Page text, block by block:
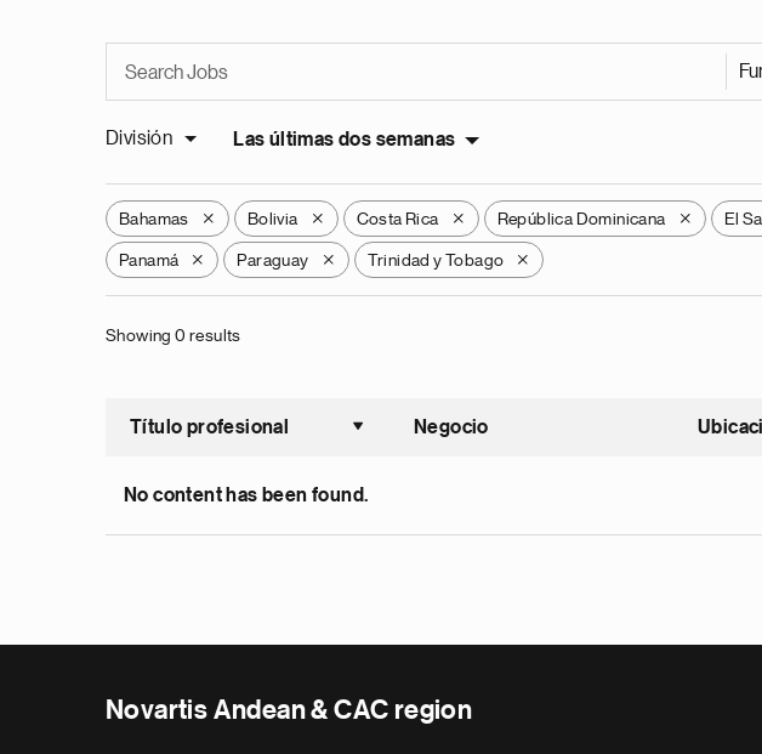
División Las últimas dos semanas
Bahamas X Bolivia X Costa Rica X República Dominicana X El
Panamá X Paraguay X Trinidad y Tobago X
Showing 0 results
Título profesional
Ordenar ascendente
Negocio
No content has been found.
Novartis Andean & CAC region